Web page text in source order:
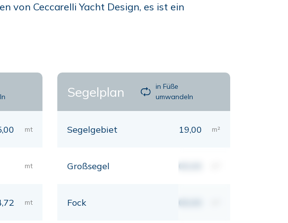
von Ceccarelli Yacht Design, es ist ein
mt
mt
mt
Segelplan
in Füße
umwandeln
Segelgebiet 19,00 m²
Großsegel 00,00
Fock 00,00